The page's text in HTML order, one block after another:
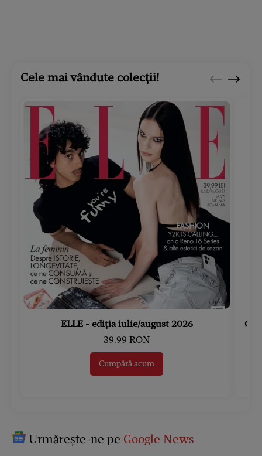
Cele mai vândute colecții!
ELLE - ediția iulie/august 2026
39.99 RON
Cumpără acum
Urmărește-ne pe Google News